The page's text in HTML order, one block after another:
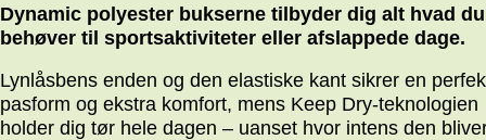
Dynamic polyester bukserne tilbyder dig alt hvad du
behøver til sportsaktiviteter eller afslappede dage.
Lynlåsbens enden og den elastiske kant sikrer en
pasform og ekstra komfort, mens Keep Dry-teknologien
holder dig tør hele dagen – uanset hvor intens den